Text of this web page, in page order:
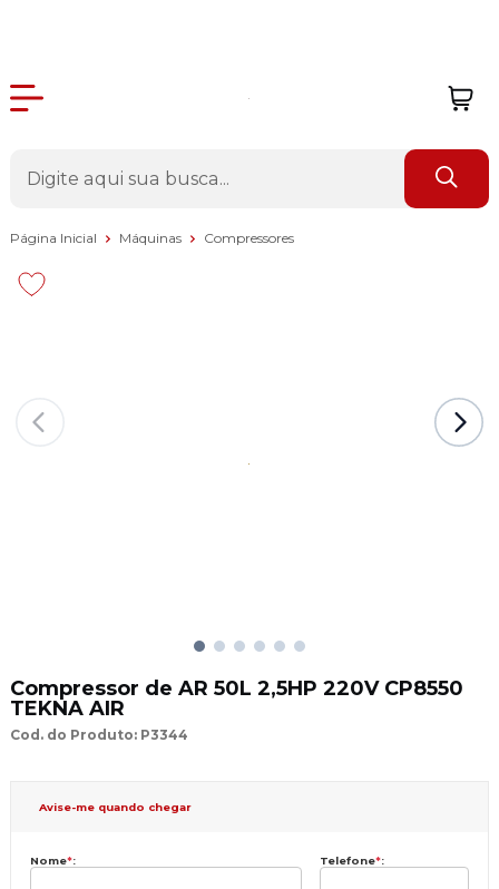
Página Inicial Máquinas Compressores
Compressor de AR 50L 2,5HP 220V CP8550
TEKNA AIR
Cod. do Produto: P3344
Avise-me quando chegar
Nome*: Telefone*: